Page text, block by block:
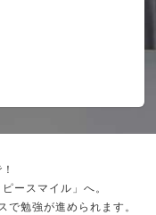
ースマイル」へ。
勉強が進められます。